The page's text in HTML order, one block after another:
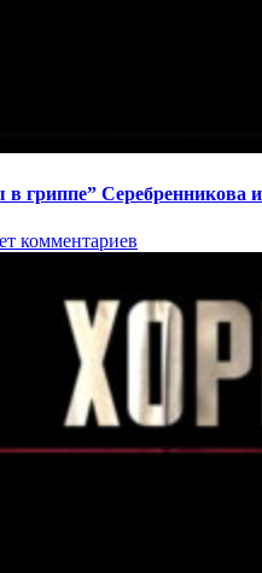
гриппе” Серебренникова
комментариев